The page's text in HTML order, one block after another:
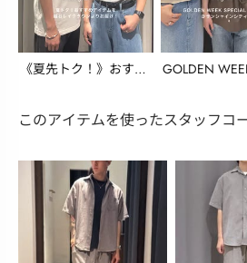
《夏先トク！》おすす
GOLDEN
このアイテムを使ったスタッフコ